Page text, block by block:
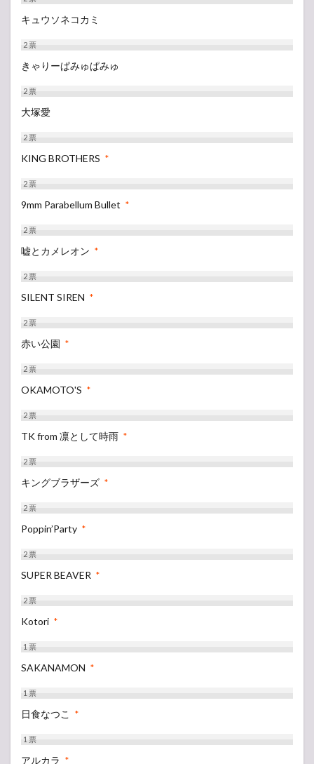
キュウソネコカミ
2票
きゃりーぱみゅぱみゅ
2票
大塚愛
2票
KING BROTHERS *
2票
9mm Parabellum Bullet *
2票
嘘とカメレオン *
2票
SILENT SIREN *
2票
赤い公園 *
2票
OKAMOTO'S *
2票
TK from 凛として時雨 *
2票
キングブラザーズ *
2票
Poppin’Party *
2票
SUPER BEAVER *
2票
Kotori *
1票
SAKANAMON *
1票
日食なつこ *
1票
アルカラ *